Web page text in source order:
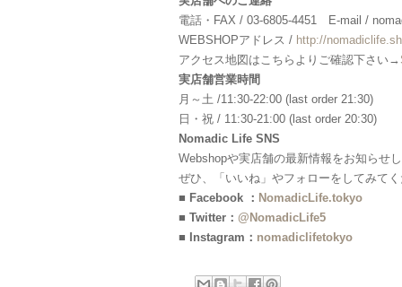
電話・FAX / 03-6805-4451 E-mail /
WEBSHOPアドレス / http://
アクセス地図はこちらよりご確認下さい→
実店舗営業時間
月～土 /11:30-22:00 (last order 21:30)
日・祝 / 11:30-21:00 (last order 20:30)
Nomadic Life SNS
Webshopや実店舗の最新情報をお知らせ
ぜひ、「いいね」やフォローをしてみて
■ Facebook ： NomadicLife.tokyo
■ Twitter： @NomadicLife5
■ Instagram： nomadiclifetokyo